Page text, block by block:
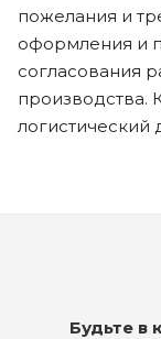
пожелания и
оформления и
согласования
производства.
логистический
Будьте в